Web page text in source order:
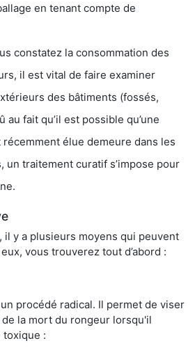
en tenant compte de
constatez la consommation des
il est vital de faire examiner
des bâtiments (fossés,
au fait qu’il est possible qu’une
élue demeure dans les
un traitement curatif s’impose pour
, il y a plusieurs moyens qui peuvent
vous trouverez tout d’abord :
procédé radical. Il permet de viser
la mort du rongeur lorsqu'il
toxique :